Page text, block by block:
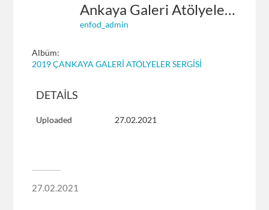
Ankaya Galeri Atölyeler Sergisi 2019 (14)
enfod_admin
Albüm:
2019 ÇANKAYA GALERİ ATÖLYELER SERGİSİ
DETAILS
Uploaded 27.02.2021
27.02.2021